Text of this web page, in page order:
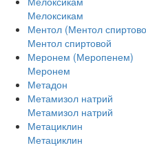
Мелоксикам
Ментол (Ментол
Ментол спиртовой
Меронем (Меропенем)
Меронем
Метадон
Метамизол натрий
Метамизол натрий
Метациклин
Метациклин